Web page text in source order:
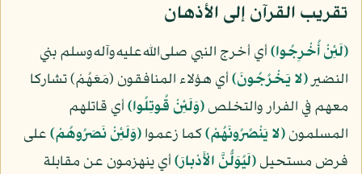
تقريب القرآن إلى الأذهان
(لَئِنْ أُخْرِجُوا)أي أخرج النبي صلى‌الله‌عليه‌وآله‌وسلم بني
النضير(لا يَخْرُجُونَ)أي هؤلاء المنافقون (مَعَهُمْ) تشاركا
معهم في الفرار والتخلص(وَلَئِنْ قُوتِلُوا)أي قاتلهم
المسلمون(لا يَنْصُرُونَهُمْ)كما زعموا(وَلَئِنْ نَصَرُوهُمْ)على
فرض مستحيل(لَيُوَلُّنَّ الْأَدْبارَ)أي ينهزمون عن مقابلة